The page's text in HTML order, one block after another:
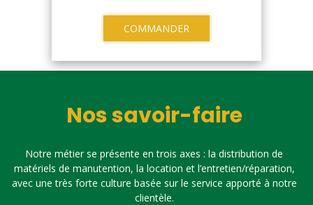
COMMANDER
Nos savoir-faire
Notre métier se présente en trois axes : la distribution de
matériels de manutention, la location et l’entretien/réparation,
avec une très forte culture basée sur le service apporté à notre
clientèle.